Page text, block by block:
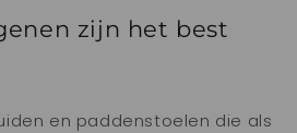
zijn het best
en paddenstoelen die als